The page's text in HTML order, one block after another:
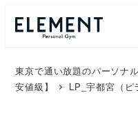
東京で通い放題のパーソナ
安値級】
LP_宇都宮（ピ